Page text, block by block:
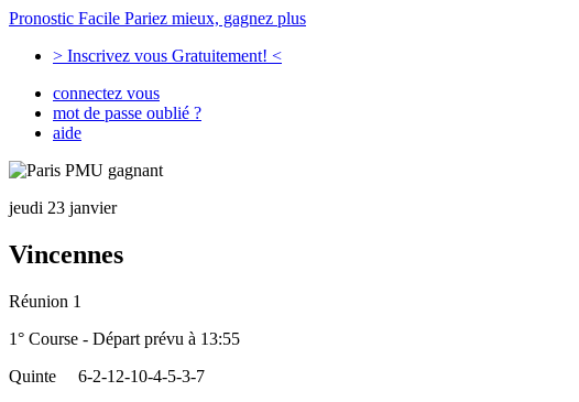
Pronostic Facile Pariez mieux, gagnez plus
> Inscrivez vous Gratuitement! <
connectez vous
mot de passe oublié ?
aide
jeudi 23 janvier
Vincennes
Réunion 1
1° Course - Départ prévu à 13:55
Quinte
6-2-12-10-4-5-3-7